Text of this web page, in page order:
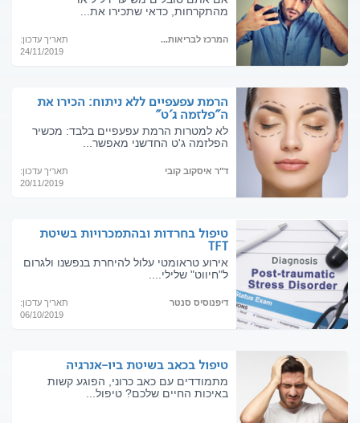
מהתקרחות, כדאי שתכירו את...
המרכז לבריאות...
תאריך עדכון:
24/11/2019
הרמת עפעפיים ללא ניתוח: הכירו את
ה"פלזמה ג'ט"
לא למטרות הרמת עפעפיים בלבד: מכשיר
הפלזמה ג'ט החדשני מאפשר...
ד"ר איסקוב קובי
תאריך עדכון:
20/11/2019
טיפול בחרדות ובהתמכרויות בשיטת
TFT
אירוע טראומטי עלול להיחרת בנפשנו ולגרום
ל"חיווט" שלילי....
דיפנוסיס סנטר
תאריך עדכון:
06/10/2019
טיפול בכאב בשיטת ביו-אנרגיה
מתמודדים עם כאב כרוני, הפוגע קשות
באיכות החיים שלכם? טיפול...